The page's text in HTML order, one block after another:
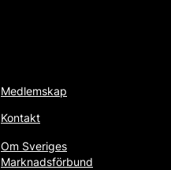
Medlemskap
Kontakt
Om Sveriges
Marknadsförbund